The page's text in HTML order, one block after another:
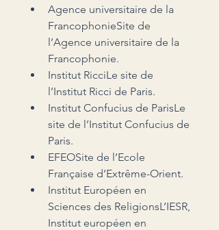
Agence universitaire de la
FrancophonieSite de
l’Agence universitaire de la
Francophonie.
Institut RicciLe site de
l’Institut Ricci de Paris.
Institut Confucius de ParisLe
site de l’Institut Confucius de
Paris.
EFEOSite de l’Ecole
Française d’Extrême-Orient.
Institut Européen en
Sciences des ReligionsL’IESR,
Institut européen en